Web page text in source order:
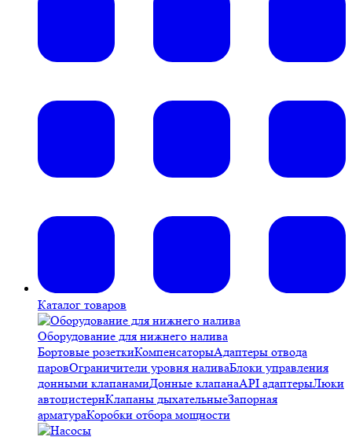
Каталог товаров
Оборудование для нижнего налива
Бортовые розеткиКомпенсаторыАдаптеры отвода
паровОграничители уровня наливаБлоки управления
донными клапанамиДонные клапанаAPI адаптерыЛюки
автоцистернКлапаны дыхательныеЗапорная
арматураКоробки отбора мощности